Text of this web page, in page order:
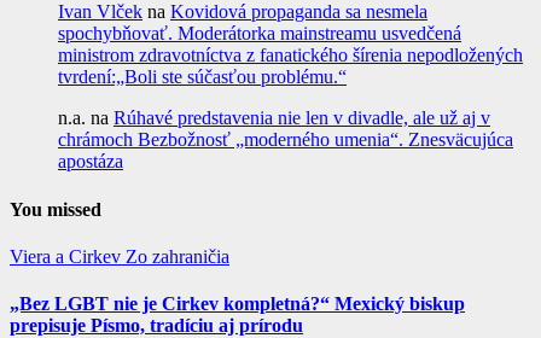
Ivan Vlček na Kovidová propaganda sa nesmela
spochybňovať. Moderátorka mainstreamu usvedčená
ministrom zdravotníctva z fanatického šírenia nepodložených
tvrdení:„Boli ste súčasťou problému.“
n.a. na Rúhavé predstavenia nie len v divadle, ale už aj v
chrámoch Bezbožnosť „moderného umenia“. Znesväcujúca
apostáza
You missed
Viera a Cirkev Zo zahraničia
„Bez LGBT nie je Cirkev kompletná?“ Mexický biskup
prepisuje Písmo, tradíciu aj prírodu